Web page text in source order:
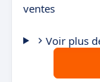
ventes
Voir plus